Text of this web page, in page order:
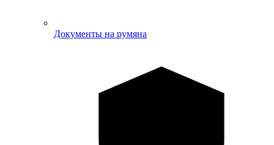
Документы на румяна